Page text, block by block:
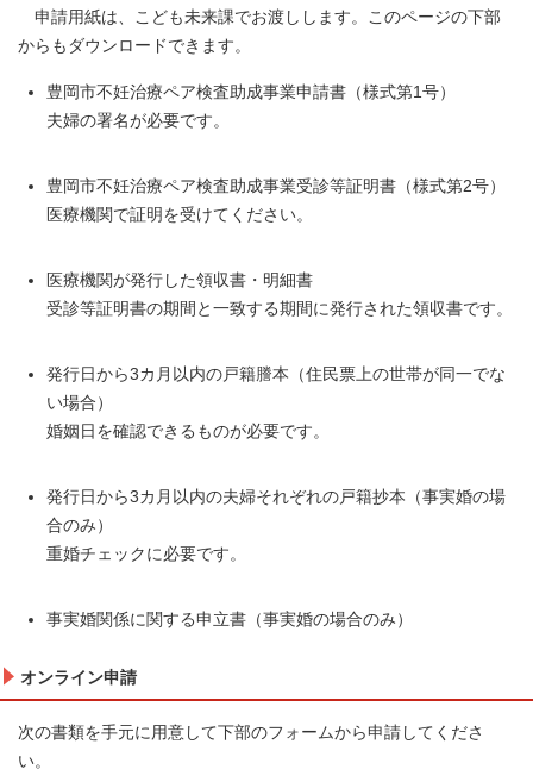
申請用紙は、こども未来課でお渡しします。このページの下部
からもダウンロードできます。
豊岡市不妊治療ペア検査助成事業申請書（様式第1号）
夫婦の署名が必要です。
豊岡市不妊治療ペア検査助成事業受診等証明書（様式第2号）
医療機関で証明を受けてください。
医療機関が発行した領収書・明細書
受診等証明書の期間と一致する期間に発行された領収書です。
発行日から3カ月以内の戸籍謄本（住民票上の世帯が同一でな
い場合）
婚姻日を確認できるものが必要です。
発行日から3カ月以内の夫婦それぞれの戸籍抄本（事実婚の場
合のみ）
重婚チェックに必要です。
事実婚関係に関する申立書（事実婚の場合のみ）
オンライン申請
次の書類を手元に用意して下部のフォームから申請してくださ
い。